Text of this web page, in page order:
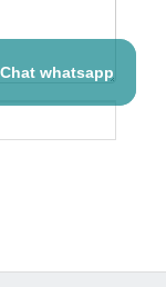
Chat whatsapp